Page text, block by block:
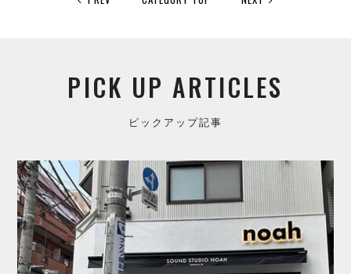
PICK UP ARTICLES
ピックアップ記事